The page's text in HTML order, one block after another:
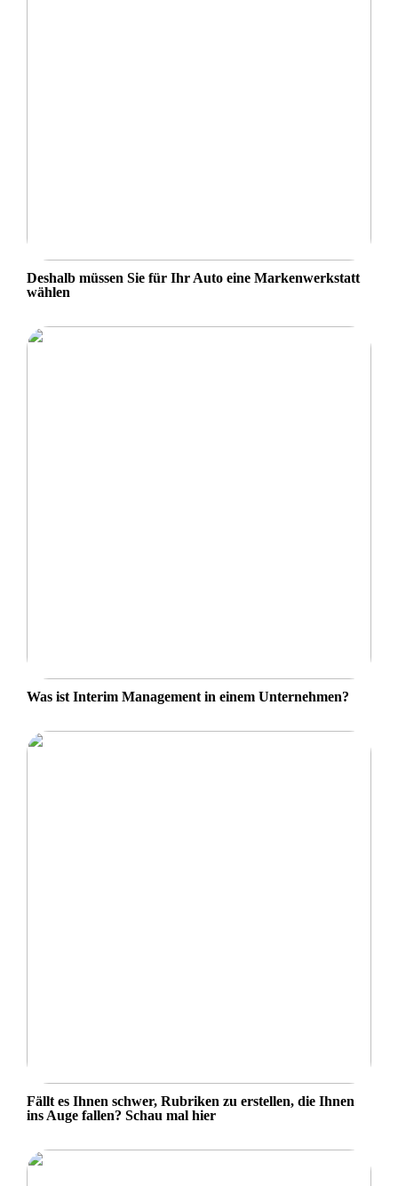
Deshalb müssen Sie für Ihr Auto eine Markenwerkstatt
wählen
Was ist Interim Management in einem Unternehmen?
Fällt es Ihnen schwer, Rubriken zu erstellen, die Ihnen
ins Auge fallen? Schau mal hier